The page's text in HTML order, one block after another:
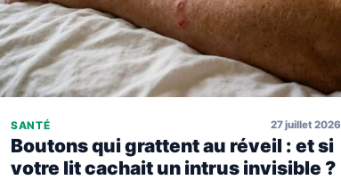
SANTÉ 27 juillet 2026
Boutons qui grattent au réveil : et si
votre lit cachait un intrus invisible ?